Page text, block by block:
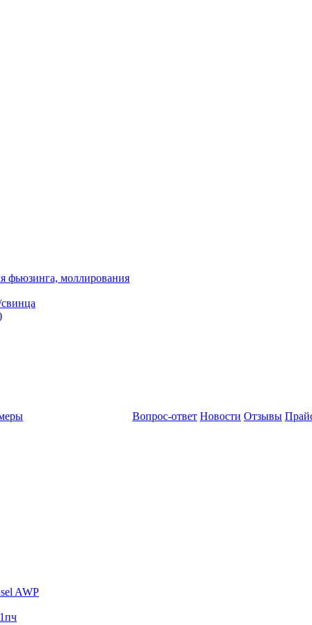
фьюзинга, моллирования
AWP
Вопрос-ответ Новости Отзывы